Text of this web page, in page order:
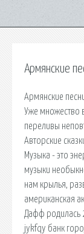
Армянские
Армянские
Уже множество
переливы
Авторские
Музыка - это
музыки
нам крылья,
американская
Дафф родилась
jykfqy банк